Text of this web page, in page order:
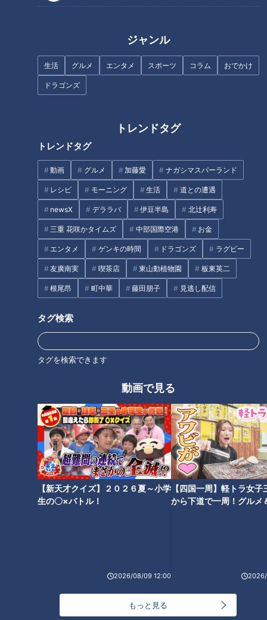
ジャンル
生活 グルメ エンタメ スポーツ コラム おでかけ
ドラゴンズ
トレンドタグ
トレンドタグ
動画 グルメ 加藤愛 ナガシマスパーランド
レシピ モーニング 生活 道との遭遇
newsX デララバ 伊豆半島 北辻利寿
三重 花咲かタイムズ 中部国際空港 お金
エンタメ ゲンキの時間 ドラゴンズ ラグビー
友廣南実 喫茶店 東山動植物園 板東英二
根尾昂 町中華 藤田朋子 見逃し配信
タグ検索
タグを検索できます
動画で見る
【新天才クイズ】２０２６夏～小学
生の〇×バトル！
2026/08/09 12:00
【四国一周】軽トラ女子
から下道で一周！グルメ
もっと見る
フランス人は菓子店「シャトレ
ーゼ」の店名に顔を赤らめる？
１８年間ありがとう！君こそ初
代ミスターサンドラだ！若狭敬
一アナ、涙なしのラスト登板！
没後10年で2億再生！椎名もた
「少女A」が遺したもの
中日ドラゴンズ サンデードラゴンズ
ドラゴンズを愛して半世紀！竹内茂喜の『野球のドテ煮』
若狭敬一
立浪竜ドラフト注目選手 社会
人野球の名門・トヨタ自動車が
誇る左右の二枚看板に吉見一起
氏が直撃
根尾昂のプロ初先発は圧巻の投
球！来季への希望と背番号
「７」の行方
り返りとドラフトでの補強ポイ
～立浪ドラゴンズ初陣シーズン
総括～